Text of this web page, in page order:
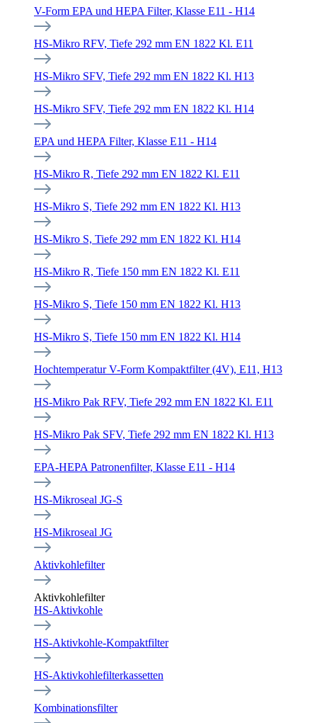
V-Form EPA und HEPA Filter, Klasse E11 - H14
HS-Mikro RFV, Tiefe 292 mm EN 1822 Kl. E11
HS-Mikro SFV, Tiefe 292 mm EN 1822 Kl. H13
HS-Mikro SFV, Tiefe 292 mm EN 1822 Kl. H14
EPA und HEPA Filter, Klasse E11 - H14
HS-Mikro R, Tiefe 292 mm EN 1822 Kl. E11
HS-Mikro S, Tiefe 292 mm EN 1822 Kl. H13
HS-Mikro S, Tiefe 292 mm EN 1822 Kl. H14
HS-Mikro R, Tiefe 150 mm EN 1822 Kl. E11
HS-Mikro S, Tiefe 150 mm EN 1822 Kl. H13
HS-Mikro S, Tiefe 150 mm EN 1822 Kl. H14
Hochtemperatur V-Form Kompaktfilter (4V), E11, H13
HS-Mikro Pak RFV, Tiefe 292 mm EN 1822 Kl. E11
HS-Mikro Pak SFV, Tiefe 292 mm EN 1822 Kl. H13
EPA-HEPA Patronenfilter, Klasse E11 - H14
HS-Mikroseal JG-S
HS-Mikroseal JG
Aktivkohlefilter
Aktivkohlefilter
HS-Aktivkohle
HS-Aktivkohle-Kompaktfilter
HS-Aktivkohlefilterkassetten
Kombinationsfilter